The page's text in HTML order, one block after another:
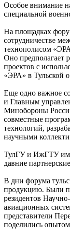
Особое внимание
специальной
На площадках
сотрудничестве
технополисом
Оно предполагает
проектов с
«ЭРА» в Тульской
Еще одно важное
и Главным
Минобороны
совместные
технологий,
научными
ТулГУ и ИжГТУ им
давние
В дни форума
продукцию. Были
резидентов
авиационных
представители
поделились